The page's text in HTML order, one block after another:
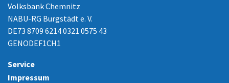
Volksbank Chemnitz
NABU-RG Burgstädt e. V.
DE73 8709 6214 0321 0575 43
GENODEF1CH1
Service
Impressum